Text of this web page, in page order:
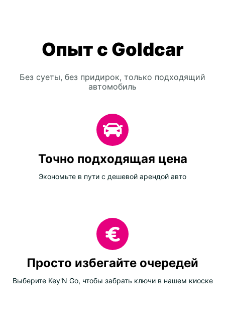
Опыт с Goldcar
Без суеты, без придирок, только подходящий
автомобиль
Точно подходящая цена
Экономьте в пути с дешевой арендой авто
Просто избегайте очередей
Выберите Key'N Go, чтобы забрать ключи в нашем киоске